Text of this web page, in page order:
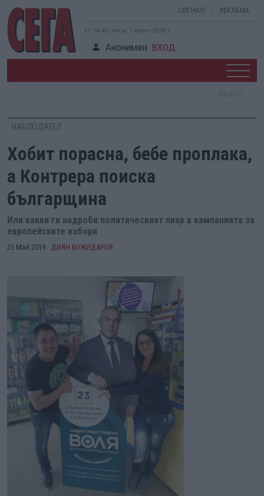
СИГНАЛ РЕКЛАМА
11:14:43, петък, 7 август 2026 г.
Анонимен ВХОД
НАБЛЮДАТЕЛ
Хобит порасна, бебе проплака,
а Контрера поиска
българщина
Или какви ги надроби политическият пиар в кампанията за
европейските избори
23 Май 2019 ДИЯН БОЖИДАРОВ